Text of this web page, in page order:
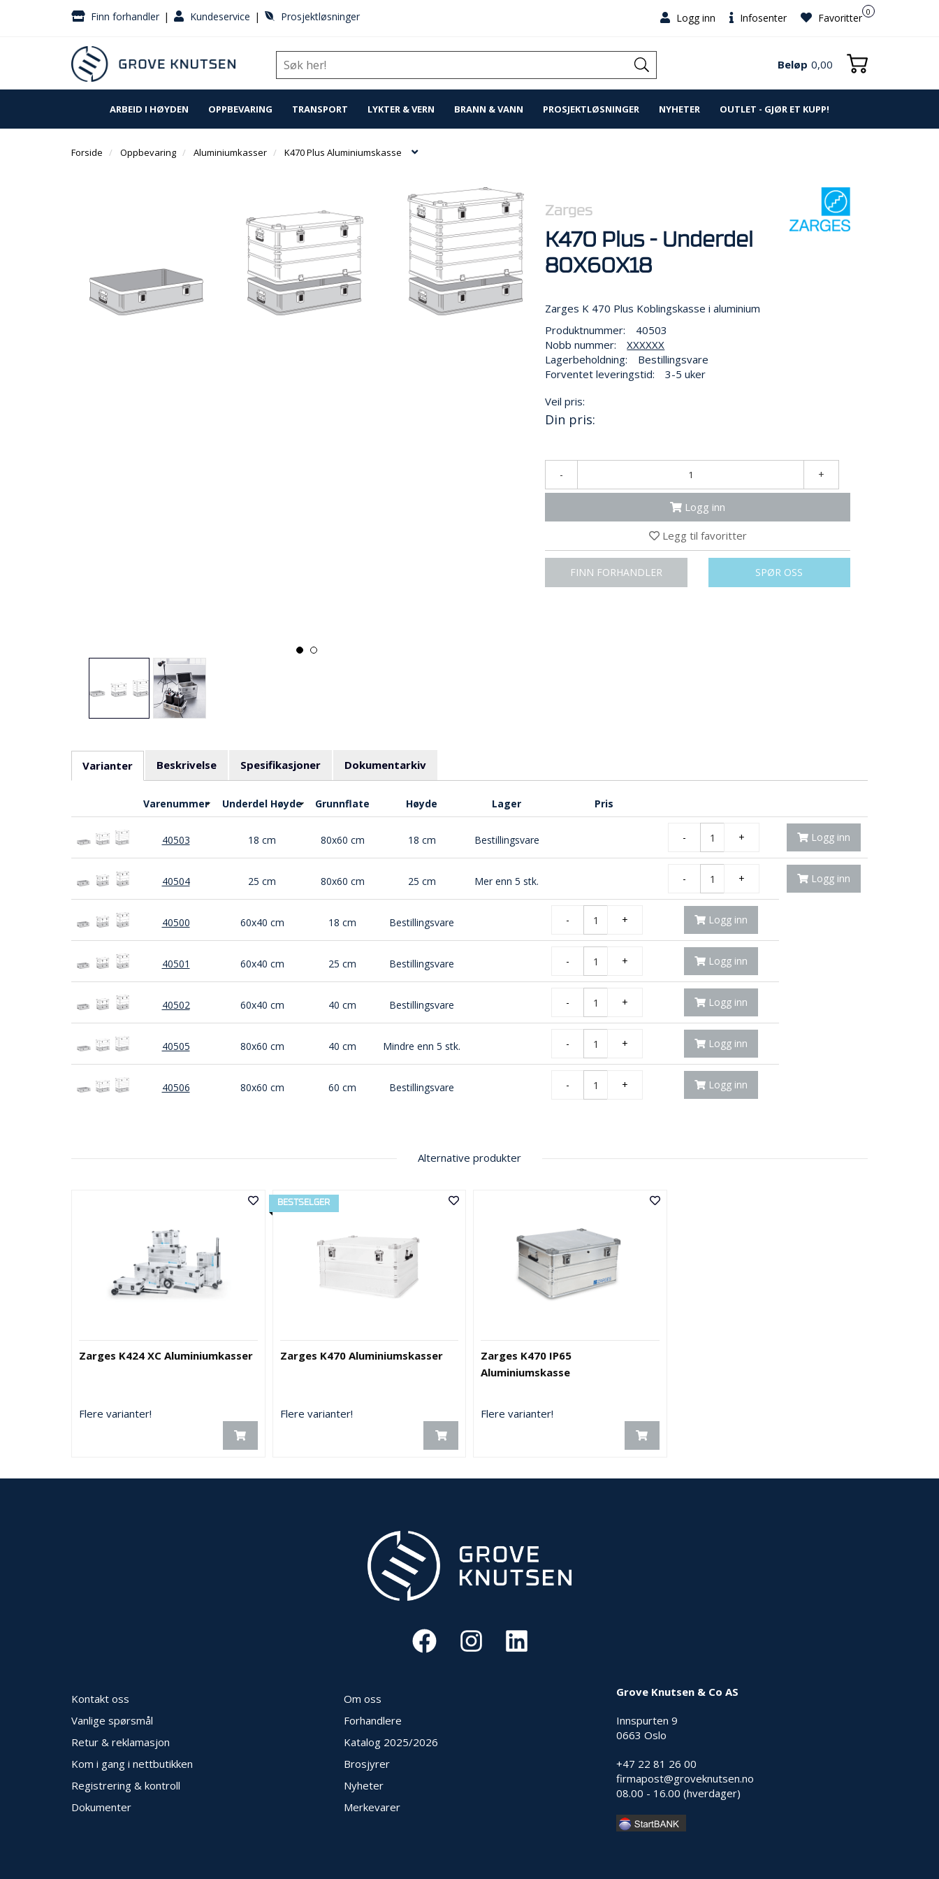
Finn forhandler | Kundeservice | Prosjektløsninger Logg inn Infosenter 0
Favoritter
Beløp 0,00
ARBEID I HØYDEN OPPBEVARING TRANSPORT LYKTER & VERN BRANN & VANN PROSJEKTLØSNINGER NYHETER OUTLET - GJØR ET KUPP!
Forside Oppbevaring Aluminiumkasser K470 Plus Aluminiumskasse
Zarges
K470 Plus - Underdel
80X60X18
Zarges K 470 Plus Koblingskasse i aluminium
Produktnummer:
40503
Nobb nummer:
XXXXXX
Lagerbeholdning:
Bestillingsvare
Forventet leveringstid:
3-5 uker
Veil pris:
Din pris:
- +
Logg inn
Legg til favoritter
FINN FORHANDLER SPØR OSS
Varianter Beskrivelse Spesifikasjoner Dokumentarkiv
Varenummer Underdel Høyde Grunnflate Høyde Lager Pris
40503 18 cm 80x60 cm 18 cm Bestillingsvare - + Logg inn
40504 25 cm 80x60 cm 25 cm Mer enn 5 stk. - + Logg inn
40500 60x40 cm 18 cm Bestillingsvare - + Logg inn
40501 60x40 cm 25 cm Bestillingsvare - + Logg inn
40502 60x40 cm 40 cm Bestillingsvare - + Logg inn
40505 80x60 cm 40 cm Mindre enn 5 stk. - + Logg inn
40506 80x60 cm 60 cm Bestillingsvare - + Logg inn
Alternative produkter
Zarges K424 XC Aluminiumkasser
Flere varianter!
BESTSELGER
Zarges K470 Aluminiumskasser
Flere varianter!
Zarges K470 IP65
Aluminiumskasse
Flere varianter!
Kontakt oss
Vanlige spørsmål
Retur & reklamasjon
Kom i gang i nettbutikken
Registrering & kontroll
Dokumenter
Om oss
Forhandlere
Katalog 2025/2026
Brosjyrer
Nyheter
Merkevarer
Grove Knutsen & Co AS
Innspurten 9
0663 Oslo
+47 22 81 26 00
firmapost@groveknutsen.no
08.00 - 16.00 (hverdager)